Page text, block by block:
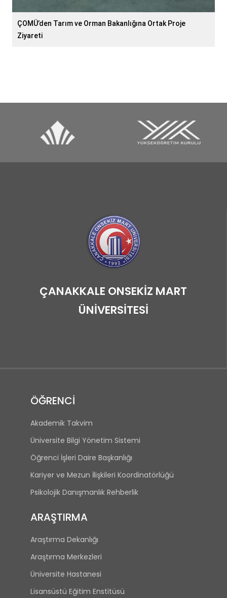
ÇOMÜ’den Tarım ve Orman Bakanlığına Ortak Proje
Ziyareti
ÇANAKKALE ONSEKİZ MART
ÜNİVERSİTESİ
ÖĞRENCİ
Akademik Takvim
Üniversite Bilgi Yönetim Sistemi
Öğrenci İşleri Daire Başkanlığı
Kariyer ve Mezun İlişkileri Koordinatörlüğü
Psikolojik Danışmanlık Rehberlik
ARAŞTIRMA
Araştırma Dekanlığı
Araştırma Merkezleri
Üniversite Hastanesi
Lisansüstü Eğitim Enstitüsü